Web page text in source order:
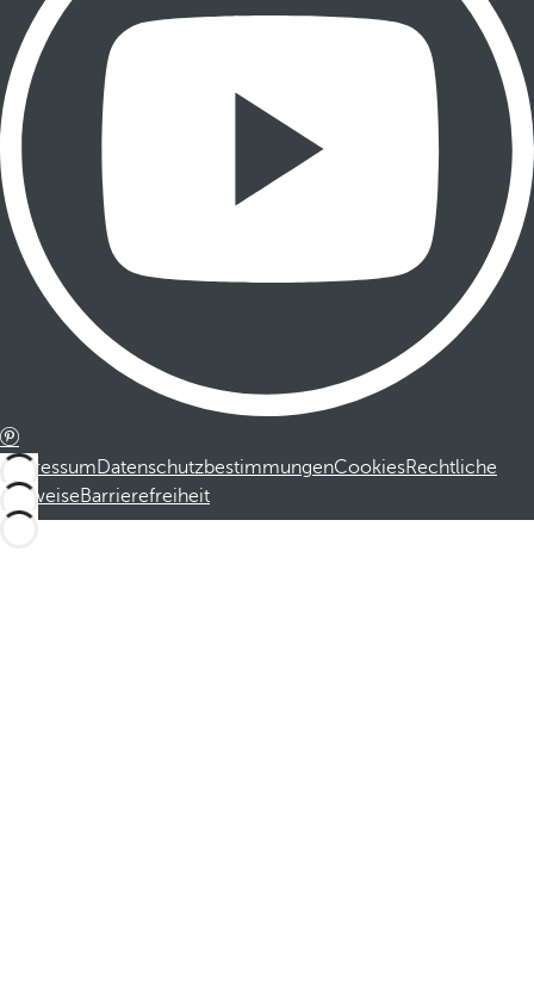
ImpressumDatenschutzbestimmungenCookiesRechtliche
HinweiseBarrierefreiheit